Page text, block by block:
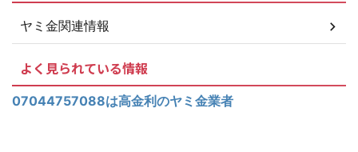
ヤミ金関連情報
よく見られている情報
07044757088は高金利のヤミ金業者